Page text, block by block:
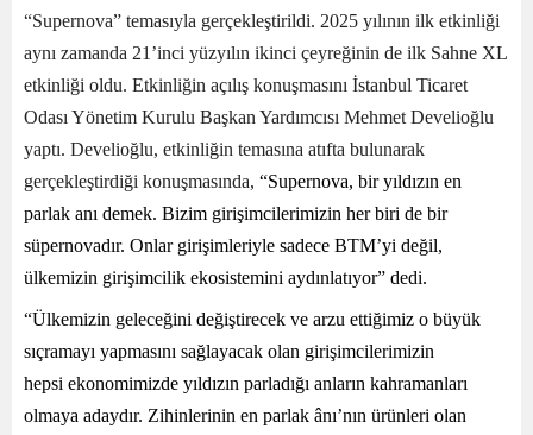
“Supernova” temasıyla gerçekleştirildi. 2025 yılının ilk etkinliği
aynı zamanda 21’inci yüzyılın ikinci çeyreğinin de ilk Sahne XL
etkinliği oldu. Etkinliğin açılış konuşmasını İstanbul Ticaret
Odası Yönetim Kurulu Başkan Yardımcısı Mehmet Develioğlu
yaptı. Develioğlu, etkinliğin temasına atıfta bulunarak
gerçekleştirdiği konuşmasında, “Supernova, bir yıldızın en
parlak anı demek. Bizim girişimcilerimizin her biri de bir
süpernovadır. Onlar girişimleriyle sadece BTM’yi değil,
ülkemizin girişimcilik ekosistemini aydınlatıyor” dedi.
“Ülkemizin geleceğini değiştirecek ve arzu ettiğimiz o büyük
sıçramayı yapmasını sağlayacak olan girişimcilerimizin
hepsi ekonomimizde yıldızın parladığı anların kahramanları
olmaya adaydır. Zihinlerinin en parlak ânı’nın ürünleri olan